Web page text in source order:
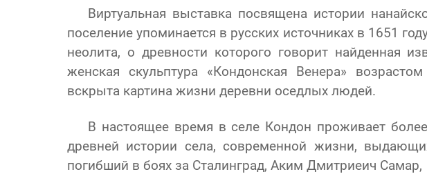
Виртуальная выставка посвящена истории
поселение упоминается в русских источниках в 1651
неолита, о древности которого говорит найденная
женская скульптура «Кондонская Венера»
вскрыта картина жизни деревни оседлых людей.
В настоящее время в селе Кондон проживает
древней истории села, современной жизни,
погибший в боях за Сталинград, Аким Дмитриеич